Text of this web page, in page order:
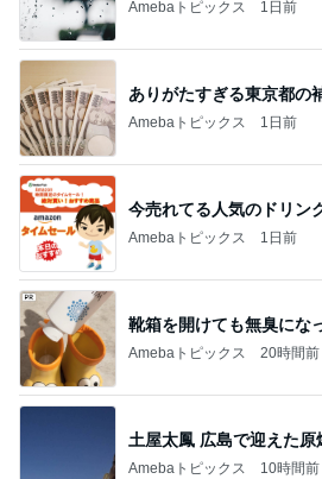
Amebaトピックス 1日前
ありがたすぎる東京都の
Amebaトピックス 1日前
今売れてる人気のドリン
Amebaトピックス 1日前
靴箱を開けても無臭にな
Amebaトピックス 20時間前
土屋太鳳 広島で迎えた原
Amebaトピックス 10時間前